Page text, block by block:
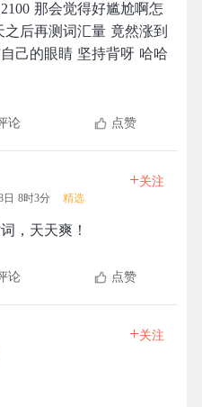
那会觉得好尴尬啊怎
后再测词汇量 竟然涨到
己的眼睛 坚持背呀 哈哈
论 点赞
日 8时3分 精选
+关注
，天天爽！
论 点赞
+关注